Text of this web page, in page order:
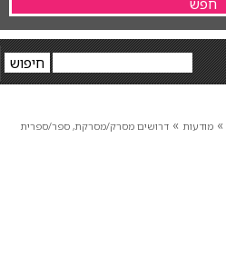
» מודעות » דרושים מסרק/מסרקת, ספר/ספרית